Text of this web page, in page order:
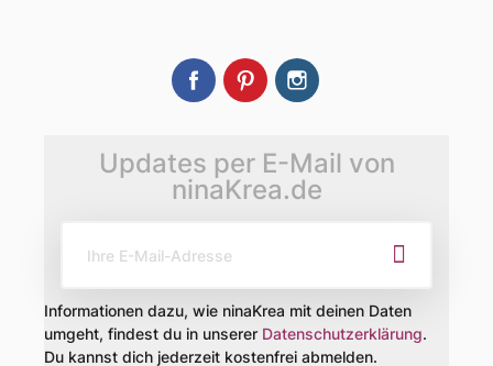
FacebookPinterest
Updates per E-Mail von
ninaKrea.de
Informationen dazu, wie ninaKrea mit deinen Daten
umgeht, findest du in unserer Datenschutzerklärung.
Du kannst dich jederzeit kostenfrei abmelden.